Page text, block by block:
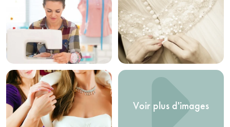
Voir plus d'images